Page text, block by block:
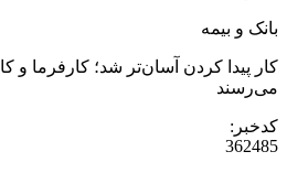
بانک و بیمه
کار پیدا کردن آسان‌تر شد؛ کارفرما و
می‌رسند
کدخبر:
362485